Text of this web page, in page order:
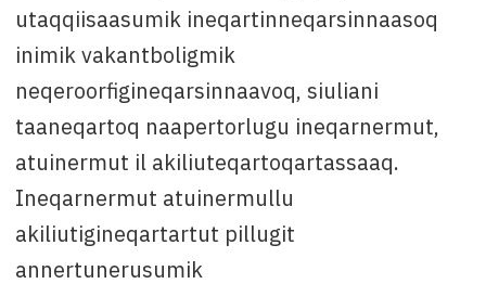
utaqqiisaasumik ineqartinneqarsinnaasoq
inimik vakantboligmik
neqeroorfigineqarsinnaavoq, siuliani
taaneqartoq naapertorlugu ineqarnermut,
atuinermut il akiliuteqartoqartassaaq.
Ineqarnermut atuinermullu
akiliutigineqartartut pillugit
annertunerusumik